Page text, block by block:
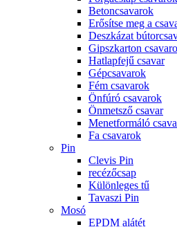
Betoncsavarok
Erősítse meg a
Deszkázat
Gipszkarton
Hatlapfejű csavar
Gépcsavarok
Fém csavarok
Önfúró csavarok
Önmetsző csavar
Menetformáló
Fa csavarok
Pin
Clevis Pin
recézőcsap
Különleges tű
Tavaszi Pin
Mosó
EPDM alátét